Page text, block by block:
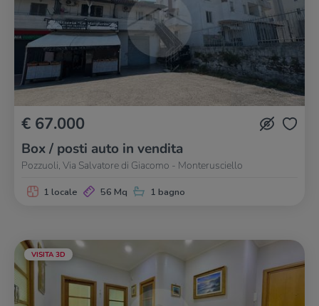
€ 67.000
Box / posti auto in vendita
Pozzuoli, Via Salvatore di Giacomo - Monterusciello
1 locale 56 Mq 1 bagno
VISITA 3D